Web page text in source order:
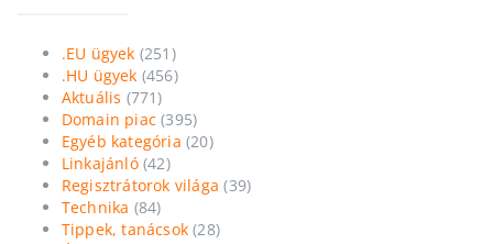
.EU ügyek (251)
.HU ügyek (456)
Aktuális (771)
Domain piac (395)
Egyéb kategória (20)
Linkajánló(42)
Regisztrátorok világa (39)
Technika (84)
Tippek, tanácsok (28)